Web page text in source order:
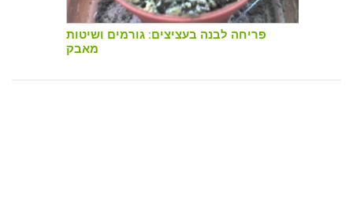
פריחה לבנה בעציצים: גורמים ושיטות
מאבק